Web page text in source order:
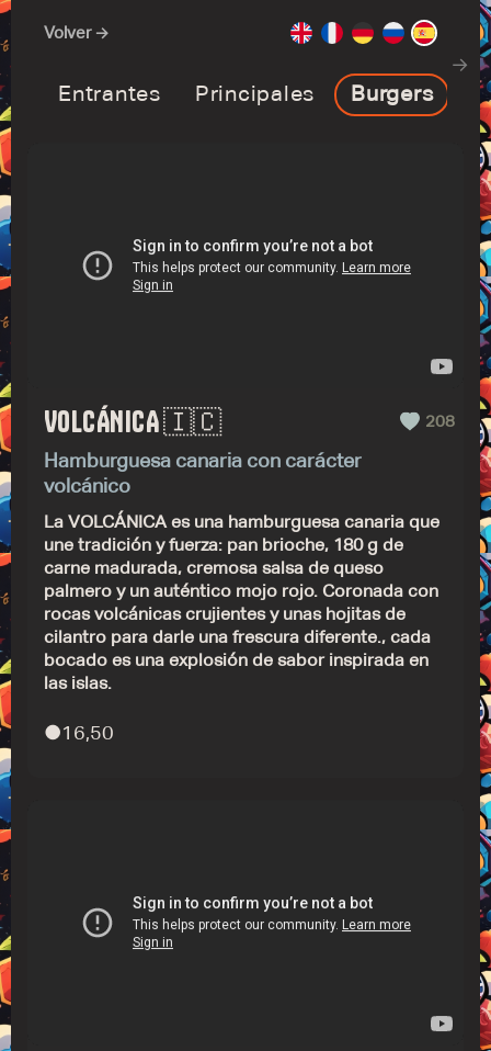
Volver →
→
Entrantes Principales Burgers
VOLCÁNICA 🇮🇨 208
Hamburguesa canaria con carácter
volcánico
La VOLCÁNICA es una hamburguesa canaria que
une tradición y fuerza: pan brioche, 180 g de
carne madurada, cremosa salsa de queso
palmero y un auténtico mojo rojo. Coronada con
rocas volcánicas crujientes y unas hojitas de
cilantro para darle una frescura diferente., cada
bocado es una explosión de sabor inspirada en
las islas.
●16,50